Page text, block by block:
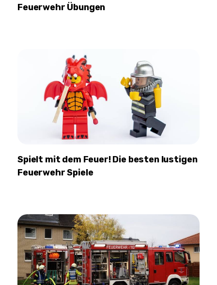
Feuerwehr Übungen
Spielt mit dem Feuer! Die besten lustigen
Feuerwehr Spiele